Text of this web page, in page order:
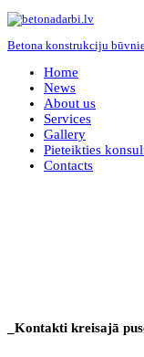
Betona konstrukciju
Home
News
About us
Services
Gallery
Pieteikties
Contacts
_Kontakti kreisajā